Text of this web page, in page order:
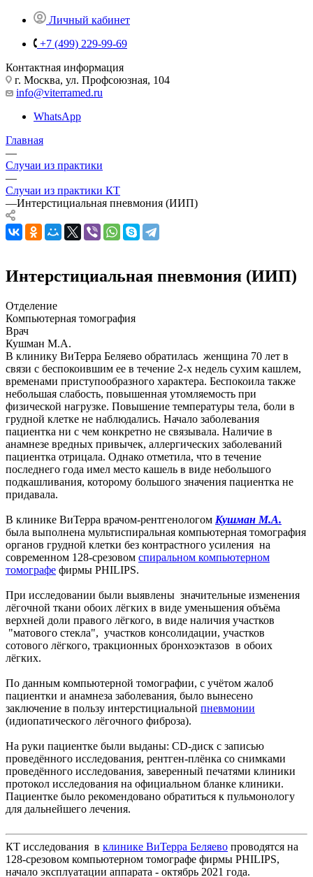
Личный кабинет
+7 (499) 229-99-69
Контактная информация
г. Москва, ул. Профсоюзная, 104
info@viterramed.ru
WhatsApp
Главная
—
Случаи из практики
—
Случаи из практики КТ
—Интерстициальная пневмония (ИИП)
Интерстициальная пневмония (ИИП)
Отделение
Компьютерная томография
Врач
Кушман М.А.
В клинику ВиТерра Беляево обратилась женщина 70 лет в
связи с беспокоившим ее в течение 2-х недель сухим кашлем,
временами приступообразного характера. Беспокоила также
небольшая слабость, повышенная утомляемость при
физической нагрузке. Повышение температуры тела, боли в
грудной клетке не наблюдались. Начало заболевания
пациентка ни с чем конкретно не связывала. Наличие в
анамнезе вредных привычек, аллергических заболеваний
пациентка отрицала. Однако отметила, что в течение
последнего года имел место кашель в виде небольшого
подкашливания, которому большого значения пациентка не
придавала.
В клинике ВиТерра врачом-рентгенологом Кушман М.А.
была выполнена мультиспиральная компьютерная томография
органов грудной клетки без контрастного усиления на
современном 128-срезовом спиральном компьютерном
томографе фирмы PHILIPS.
При исследовании были выявлены значительные изменения
лёгочной ткани обоих лёгких в виде уменьшения объёма
верхней доли правого лёгкого, в виде наличия участков
"матового стекла", участков консолидации, участков
сотового лёгкого, тракционных бронхоэктазов в обоих
лёгких.
По данным компьютерной томографии, с учётом жалоб
пациентки и анамнеза заболевания, было вынесено
заключение в пользу интерстициальной пневмонии
(идиопатического лёгочного фиброза).
На руки пациентке были выданы: CD-диск с записью
проведённого исследования, рентген-плёнка со снимками
проведённого исследования, заверенный печатями клиники
протокол исследования на официальном бланке клиники.
Пациентке было рекомендовано обратиться к пульмонологу
для дальнейшего лечения.
КТ исследования в клинике ВиТерра Беляево проводятся на
128-срезовом компьютерном томографе фирмы PHILIPS,
начало эксплуатации аппарата - октябрь 2021 года.